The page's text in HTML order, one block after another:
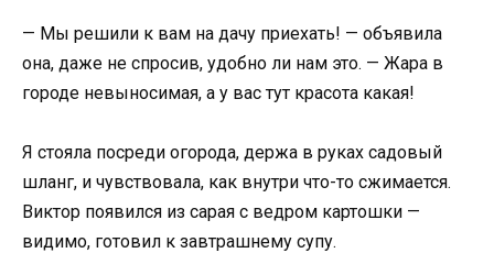
— Мы решили к вам на дачу приехать! — объявила
она, даже не спросив, удобно ли нам это. — Жара в
городе невыносимая, а у вас тут красота какая!
Я стояла посреди огорода, держа в руках садовый
шланг, и чувствовала, как внутри что-то сжимается.
Виктор появился из сарая с ведром картошки —
видимо, готовил к завтрашнему супу.